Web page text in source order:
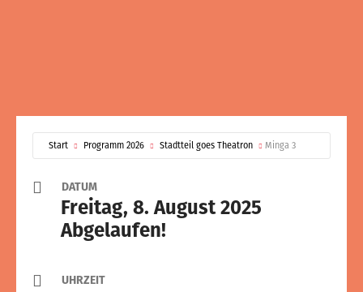
Start Programm 2026 Stadtteil goes Theatron Minga 3
DATUM
Freitag, 8. August 2025
Abgelaufen!
UHRZEIT